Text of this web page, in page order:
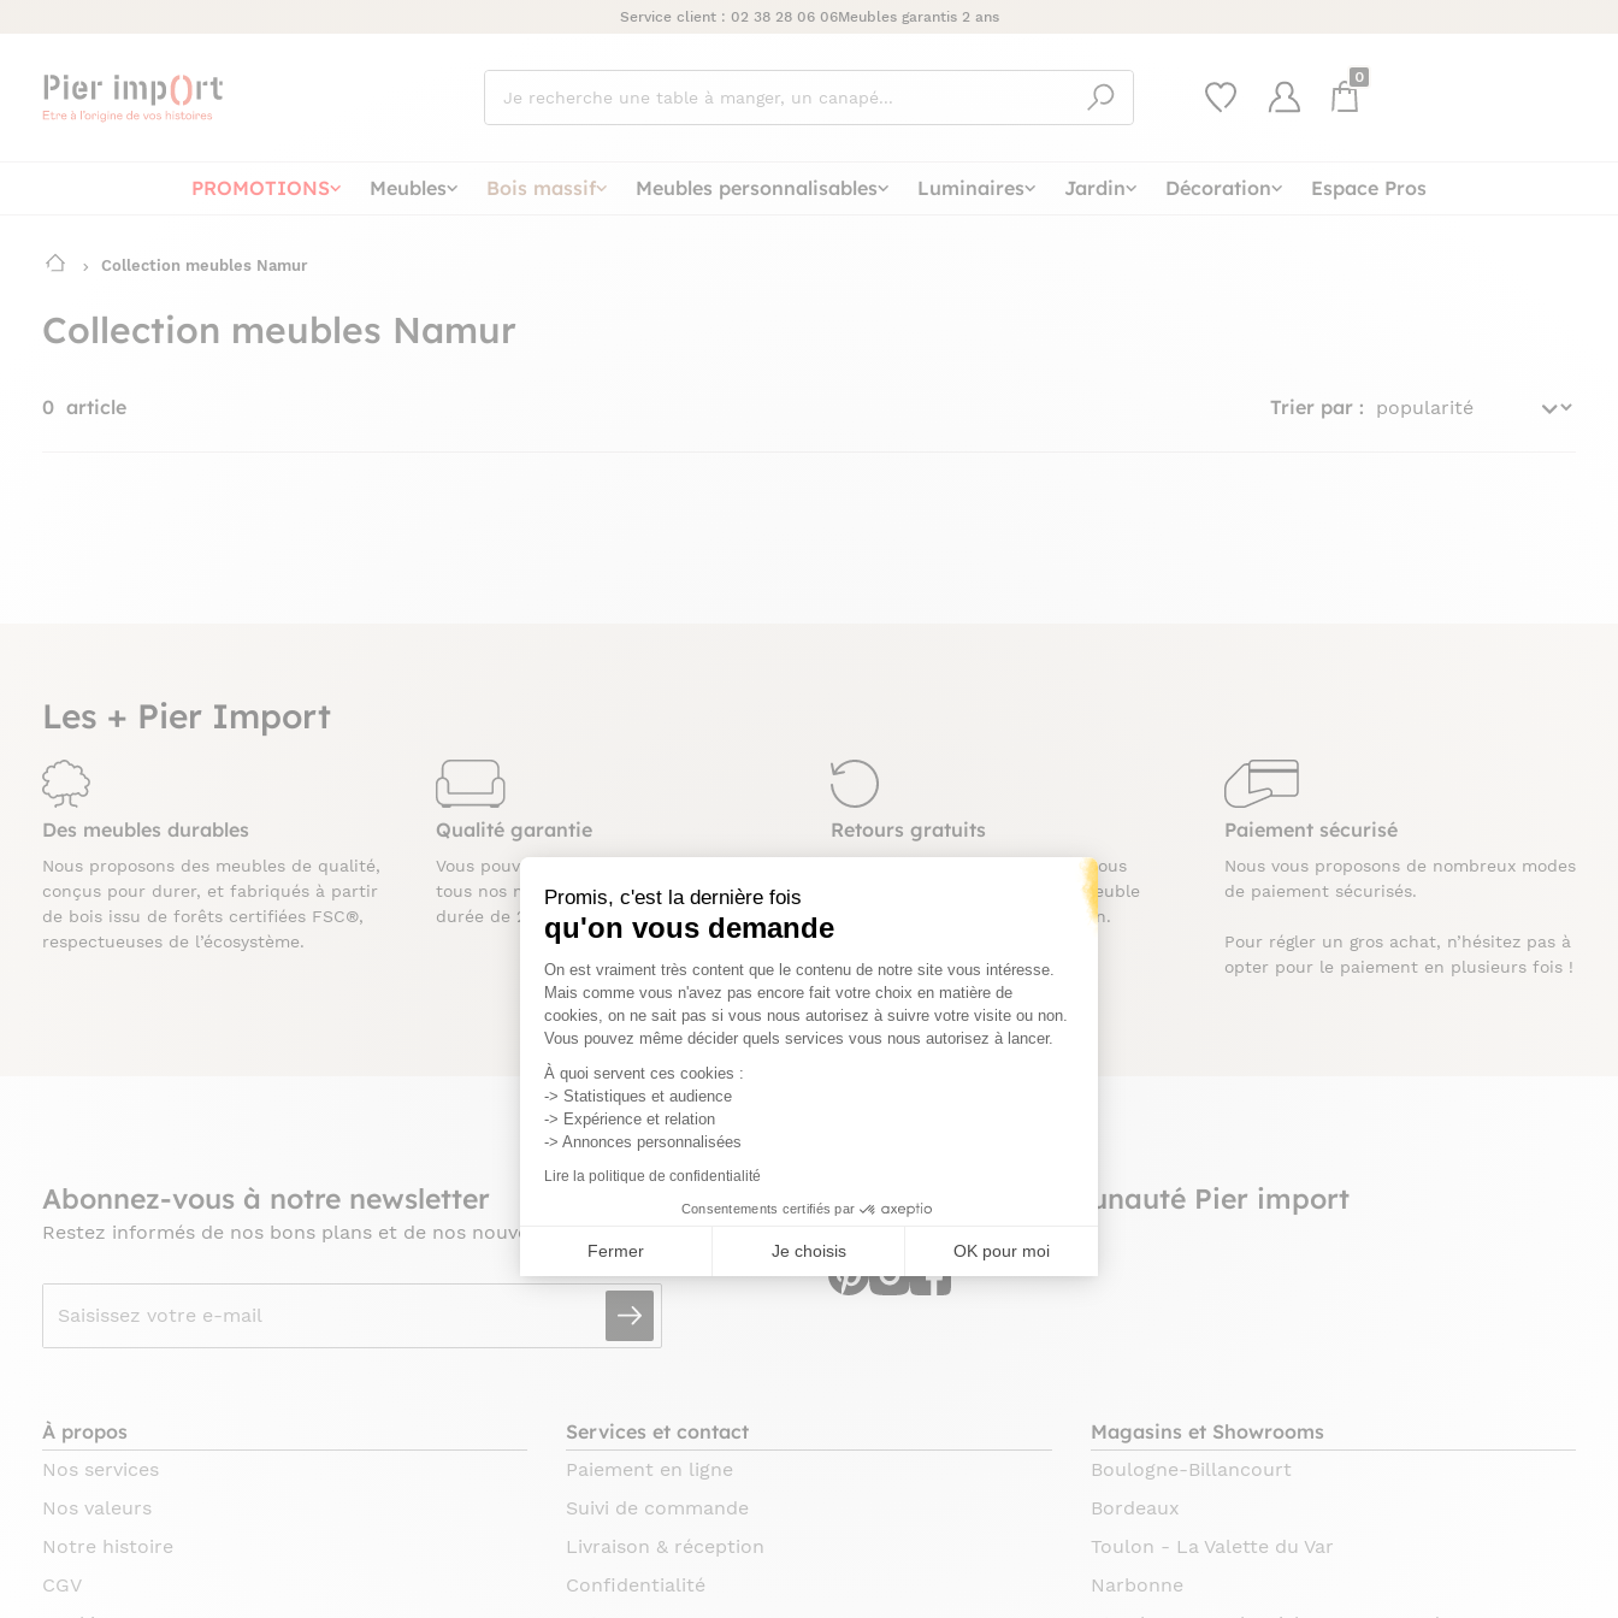
Promis, c'est la dernière fois
qu'on vous demande
Plateforme de Gestion du Consentement : Personnalisez vos Options
On est vraiment très content que le contenu de notre site vous intéresse.
Mais comme vous n'avez pas encore fait votre choix en matière de
cookies, on ne sait pas si vous nous autorisez à suivre votre visite ou non.
Vous pouvez même décider quels services vous nous autorisez à lancer.
À quoi servent ces cookies :
-> Statistiques et audience
-> Expérience et relation
-> Annonces personnalisées
Lire la politique de confidentialité
Consentements certifiés par
Fermer Je choisis OK pour moi
Service client : 02 38 28 06 06Meubles garantis 2 ans
cherchez
vous ?
0
PROMOTIONS Meubles Bois massif Meubles personnalisables Luminaires Jardin Décoration Espace Pros
Collection meubles Namur
Collection meubles Namur
0 article Trier par :
Les + Pier Import
Des meubles durables
Nous proposons des meubles de qualité,
conçus pour durer, et fabriqués à partir
de bois issu de forêts certifiées FSC®,
respectueuses de l’écosystème.
Qualité garantie
Vous pouvez commander sereinement,
tous nos meubles sont garantis pour une
durée de 2 ans.
Retours gratuits
Vous pouvez changer d’avis et nous
retourner gratuitement votre meuble
jusqu’à 15 jours après la livraison.
Paiement sécurisé
Nous vous proposons de nombreux modes
de paiement sécurisés.
Pour régler un gros achat, n’hésitez pas à
opter pour le paiement en plusieurs fois !
Abonnez-vous à notre newsletter
Restez informés de nos bons plans et de nos nouveautés !
Retrouvez la communauté Pier import
À propos
Nos services
Nos valeurs
Notre histoire
CGV
Services et contact
Paiement en ligne
Suivi de commande
Livraison & réception
Confidentialité
Magasins et Showrooms
Boulogne-Billancourt
Bordeaux
Toulon - La Valette du Var
Narbonne